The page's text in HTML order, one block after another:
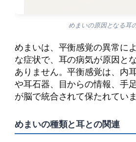
めまいの原因となる耳
めまいは、平衡感覚の異常に
な症状で、耳の病気が原因と
ありません。平衡感覚は、内
や耳石器、目からの情報、手
が脳で統合されて保たれていま
めまいの種類と耳との関連